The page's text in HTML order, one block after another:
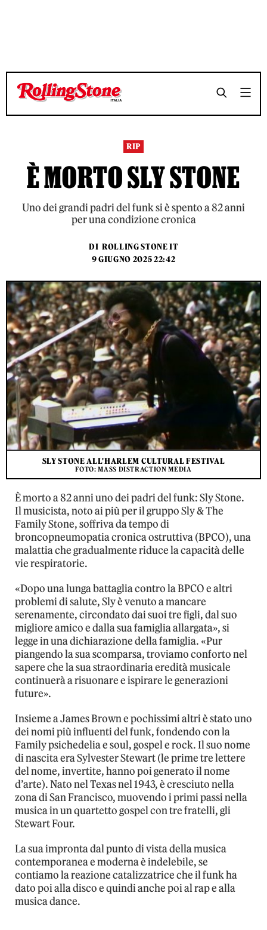
TEMPO DI LETTURA 3 MINUTI
TEMPO DI LETTURA 3 MINUTI
RIP
È MORTO SLY STONE
Uno dei grandi padri del funk si è spento a 82 anni
per una condizione cronica
DI ROLLING STONE IT
9 GIUGNO 2025 22:42
SLY STONE ALL'HARLEM CULTURAL FESTIVAL
FOTO: MASS DISTRACTION MEDIA
È morto a 82 anni uno dei padri del funk: Sly Stone.
Il musicista, noto ai più per il gruppo Sly & The
Family Stone, soffriva da tempo di
broncopneumopatia cronica ostruttiva (BPCO), una
malattia che gradualmente riduce la capacità delle
vie respiratorie.
«Dopo una lunga battaglia contro la BPCO e altri
problemi di salute, Sly è venuto a mancare
serenamente, circondato dai suoi tre figli, dal suo
migliore amico e dalla sua famiglia allargata», si
legge in una dichiarazione della famiglia. «Pur
piangendo la sua scomparsa, troviamo conforto nel
sapere che la sua straordinaria eredità musicale
continuerà a risuonare e ispirare le generazioni
future».
Insieme a James Brown e pochissimi altri è stato uno
dei nomi più influenti del funk, fondendo con la
Family psichedelia e soul, gospel e rock. Il suo nome
di nascita era Sylvester Stewart (le prime tre lettere
del nome, invertite, hanno poi generato il nome
d’arte). Nato nel Texas nel 1943, è cresciuto nella
zona di San Francisco, muovendo i primi passi nella
musica in un quartetto gospel con tre fratelli, gli
Stewart Four.
La sua impronta dal punto di vista della musica
contemporanea e moderna è indelebile, se
contiamo la reazione catalizzatrice che il funk ha
dato poi alla disco e quindi anche poi al rap e alla
musica dance.